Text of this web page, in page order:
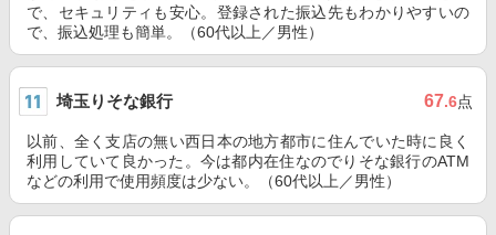
で、セキュリティも安心。登録された振込先もわかりやすいの
で、振込処理も簡単。（60代以上／男性）
埼玉りそな銀行 67.6点
以前、全く支店の無い西日本の地方都市に住んでいた時に良く
利用していて良かった。今は都内在住なのでりそな銀行のATM
などの利用で使用頻度は少ない。（60代以上／男性）